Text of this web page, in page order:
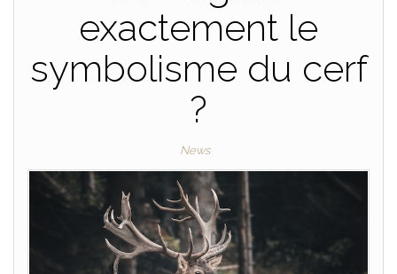
exactement le
symbolisme du cerf
?
News